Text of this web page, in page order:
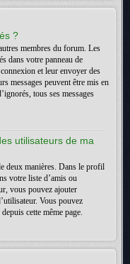
?
membres du forum. Les
dans votre panneau de
et leur envoyer des
messages peuvent être mis en
tous ses messages
utilisateurs de ma
deux manières. Dans le profil
votre liste d’amis ou
vous pouvez ajouter
Vous pouvez
cette même page.